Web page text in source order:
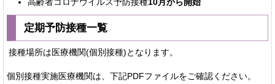
定期予防接種一覧
接種場所は医療機関(個別接種)となります。
個別接種実施医療機関は、下記PDFファイルをご確認ください。